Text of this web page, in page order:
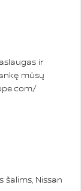
ir
mūsų
šalims, Nissan